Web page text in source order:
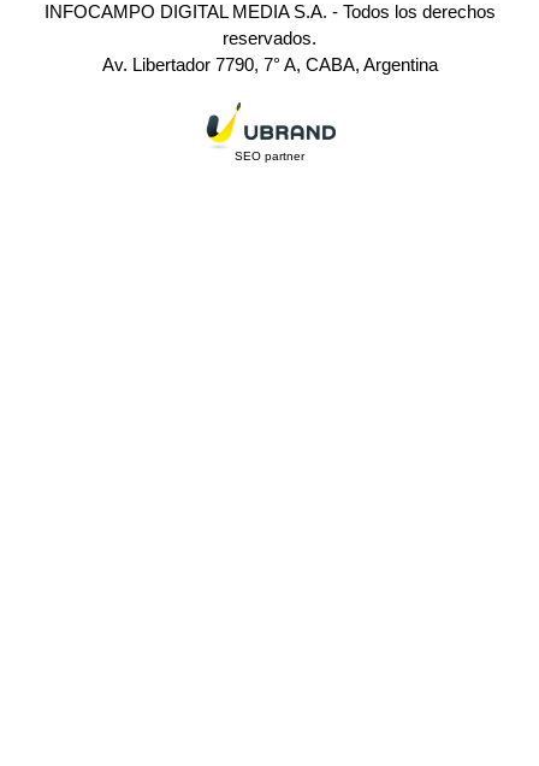
INFOCAMPO DIGITAL MEDIA S.A. - Todos los derechos
reservados.
Av. Libertador 7790, 7° A, CABA, Argentina
SEO partner